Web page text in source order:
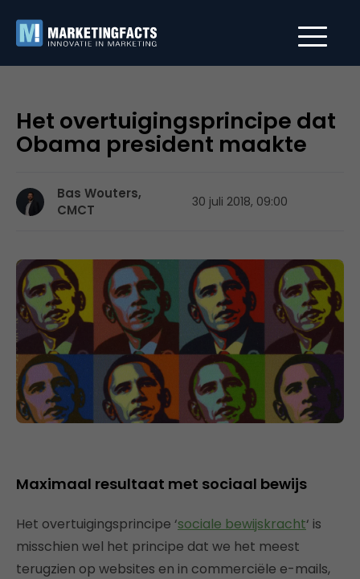
Het overtuigingsprincipe dat
Obama president maakte
Bas Wouters,
CMCT
30 juli 2018, 09:00
Maximaal resultaat met sociaal bewijs
Het overtuigingsprincipe ‘sociale bewijskracht‘ is
misschien wel het principe dat we het meest
terugzien op websites en in commerciële e-mails,